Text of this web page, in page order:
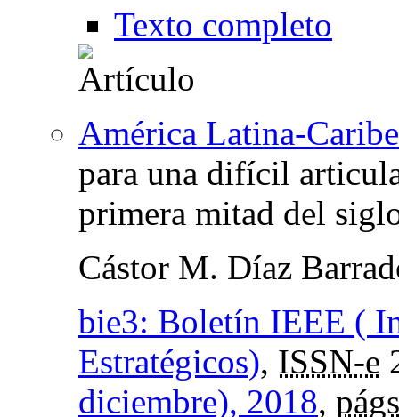
Texto completo
América Latina-
para una difícil
primera mitad del
Cástor M. Díaz
bie3: Boletín IEEE (
Estratégicos), ISSN-e
diciembre), 2018,